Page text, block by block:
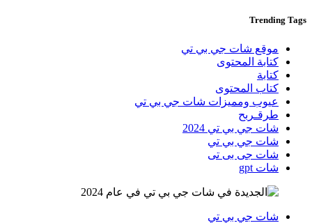
Trending Tags
موقع شات جي بي تي
كتابة المحتوى
كتابة
كتاب المحتوى
عيوب ومميزات شات جي بي تي
طرقـربح
شات جي بي تي 2024
شات جي بي تي
شات جى بى تى
شات gpt
شات جي بي تي